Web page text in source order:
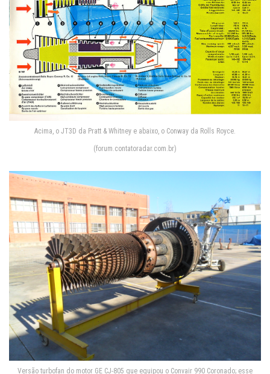
Acima, o JT3D da Pratt & Whitney e abaixo, o Conway da Rolls Royce.
(forum.contatoradar.com.br)
Versão turbofan do motor GE CJ-805 que equipou o Convair 990 Coronado; esse